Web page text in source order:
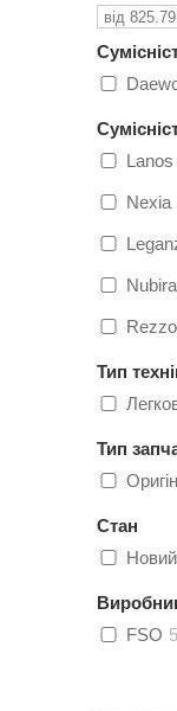
Lanos
Nexia
Nubira
Rezzo
Тип
Тип
Стан
Новий
FSO 5